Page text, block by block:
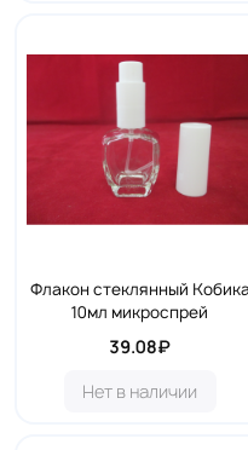
Флакон стеклянный Кобика
10мл микроспрей
39.08₽
Нет в наличии